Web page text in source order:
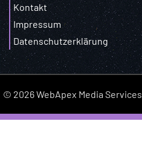
Kontakt
Impressum
Datenschutzerklärung
© 2026 WebApex Media Services